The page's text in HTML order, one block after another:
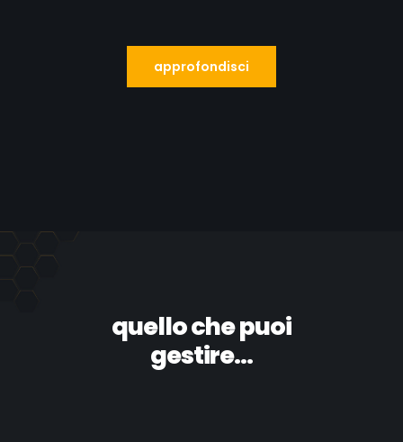
approfondisci
quello che puoi
gestire...